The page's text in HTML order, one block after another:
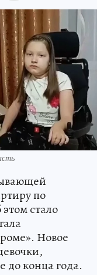
по
стало
Новое
до конца года.